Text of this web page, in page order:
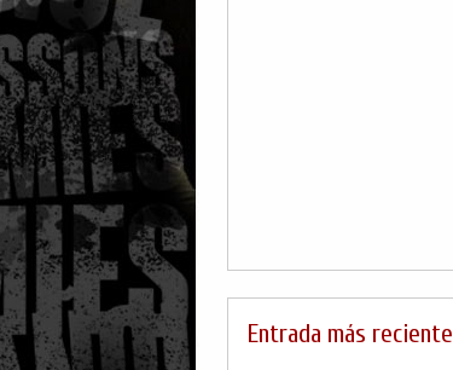
Entrada más reciente